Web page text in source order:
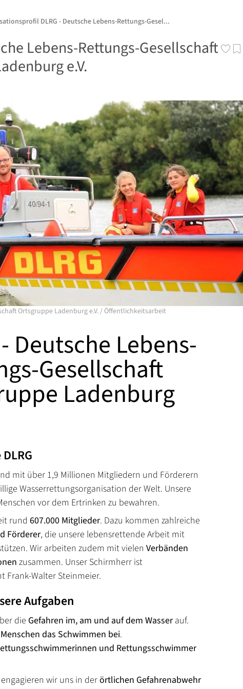
DLRG - Deutsche Lebens-Rettungs-Gesel...
Lebens-Rettungs-Gesellschaft
e.V.
Ortsgruppe Ladenburg e.V./Öffentlichkeitsarbeit
Deutsche Lebens-
Gesellschaft
Ladenburg
mit über 1,9 Millionen Mitgliedern und Förderern
Wasserrettungsorganisation der Welt. Unsere
vor dem Ertrinken zu bewahren.
rund607.000 Mitglieder. Dazu kommen zahlreiche
Förderer, die unsere lebensrettende Arbeit mit
Wir arbeiten zudem mit vielen Verbänden
zusammen. Unser Schirmherr ist
Frank-Walter Steinmeier.
Aufgaben
die Gefahren im, am und auf dem Wasserauf.
das Schwimmen bei.
und Rettungsschwimmer
wir uns in derörtlichen Gefahrenabwehr